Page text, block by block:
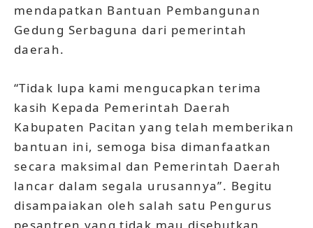
mendapatkan Bantuan Pembangunan
Gedung Serbaguna dari pemerintah
daerah.
“Tidak lupa kami mengucapkan terima
kasih Kepada Pemerintah Daerah
Kabupaten Pacitan yang telah memberikan
bantuan ini, semoga bisa dimanfaatkan
secara maksimal dan Pemerintah Daerah
lancar dalam segala urusannya”. Begitu
disampaiakan oleh salah satu Pengurus
pesantren yang tidak mau disebutkan